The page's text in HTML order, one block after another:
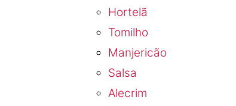
Hortelã
Tomilho
Manjericão
Salsa
Alecrim